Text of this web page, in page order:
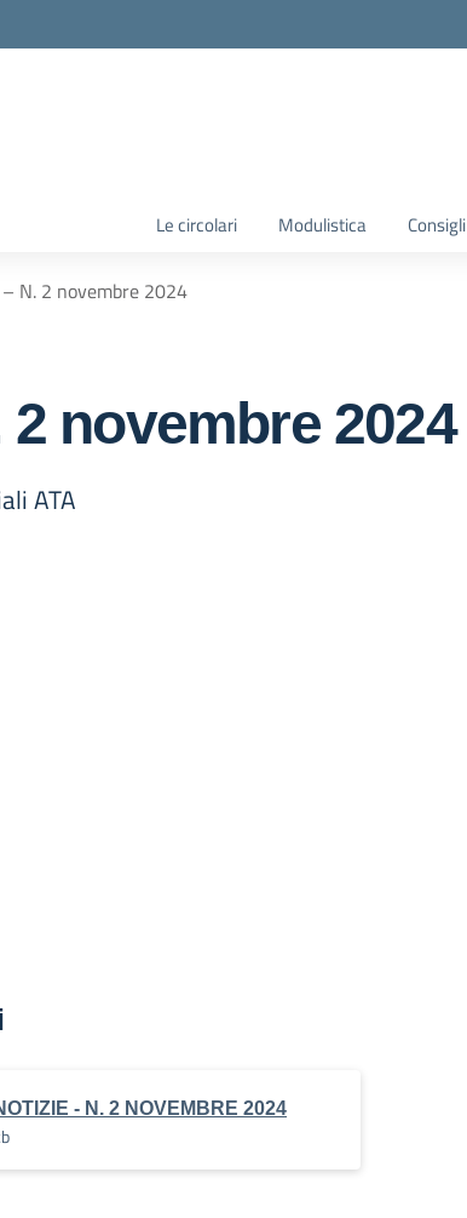
Le circolari Modulistica
– N. 2 novembre 2024
2 novembre 2024
ATA
- N. 2 NOVEMBRE 2024